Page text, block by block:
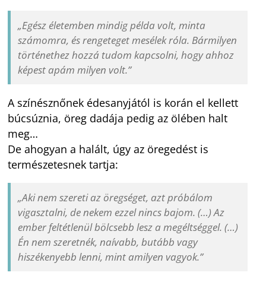
„Egész életemben mindig példa volt, minta
számomra, és rengeteget mesélek róla. Bármilyen
történethez hozzá tudom kapcsolni, hogy ahhoz
képest apám milyen volt.”
A színésznőnek édesanyjától is korán el kellett
búcsúznia, öreg dadája pedig az ölében halt
meg…
De ahogyan a halált, úgy az öregedést is
természetesnek tartja:
„Aki nem szereti az öregséget, azt próbálom
vigasztalni, de nekem ezzel nincs bajom. (…) Az
ember feltétlenül bölcsebb lesz a megéltséggel. (…)
Én nem szeretnék, naívabb, butább vagy
hiszékenyebb lenni, mint amilyen vagyok.”